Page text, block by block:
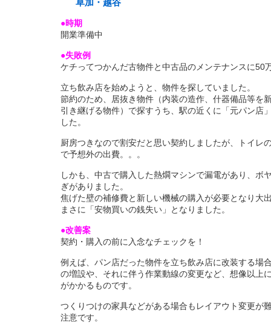
●時期
開業準備中
●失敗例
ケチってつかんだ古物件と中古品のメンテナンスに50
立ち飲み店を始めようと、物件を探していました。
節約のため、居抜き物件（内装の造作、什器備品等を
引き継げる物件）で探すうち、駅の近くに「元パン店
した。
厨房つきなので割安だと思い契約しましたが、トイレ
で予想外の出費。。。
しかも、中古で購入した熱燗マシンで漏電があり、ボ
ぎがありました。
焦げた壁の補修費と新しい機械の購入が必要となり大
まさに「安物買いの銭失い」となりました。
●改善案
契約・購入の前に入念なチェックを！
例えば、パン店だった物件を立ち飲み店に改装する場
の増設や、それに伴う作業動線の変更など、想像以上
がかかるものです。
つくりつけの家具などがある場合もレイアウト変更が
注意です。